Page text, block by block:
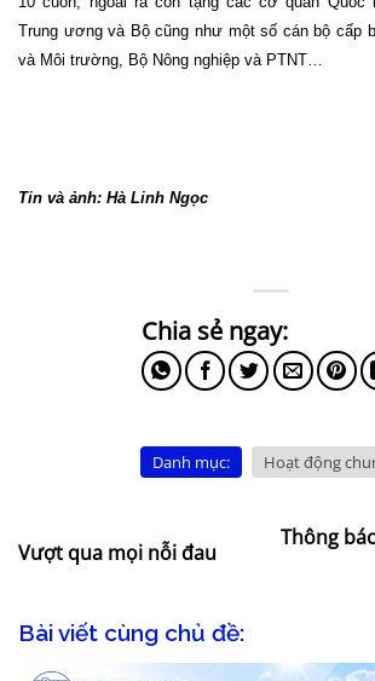
Trung ương và Bộ cũng như một số cán bộ cấp
và Môi trường, Bộ Nông nghiệp và PTNT…
Tin và ảnh: Hà Linh Ngọc
Danh mục: Hoạt động
Vượt qua mọi nỗi đau
Thông
Bài viết cùng chủ đề: